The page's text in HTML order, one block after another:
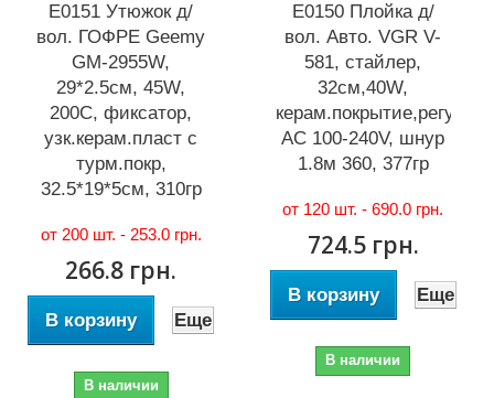
Е0151 Утюжок д/
вол. ГОФРЕ Geemy
GM-2955W,
29*2.5см, 45W,
200С, фиксатор,
узк.керам.пласт с
турм.покр,
32.5*19*5см, 310гр
от 200 шт. - 253.0 грн.
266.8 грн.
В корзину Еще
В наличии
Е0150 Плойка д/
вол. Авто. VGR V-
581, стайлер,
32см,40W,
АС 100-240V, шнур
1.8м 360, 377гр
от 120 шт. -690.0 грн.
724.5 грн.
В корзину Еще
В наличии